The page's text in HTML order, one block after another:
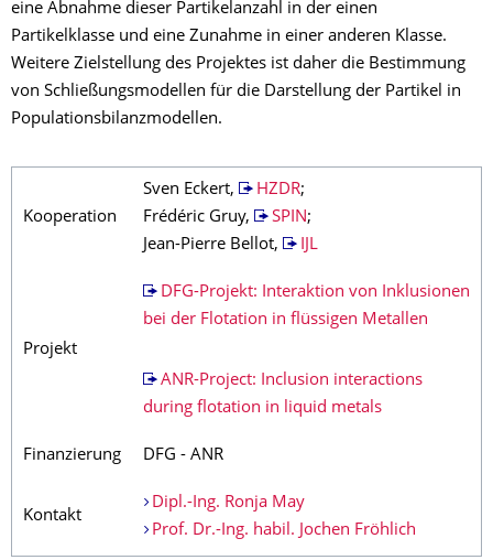
eine Abnahme dieser Partikelanzahl in der einen
Partikelklasse und eine Zunahme in einer anderen Klasse.
Weitere Zielstellung des Projektes ist daher die Bestimmung
von Schließungsmodellen für die Darstellung der Partikel in
Populationsbilanzmodellen.
Kooperation
Sven Eckert, HZDR;
Frédéric Gruy,
SPIN;
Jean-Pierre Bellot,
IJL
Projekt
DFG-Projekt: Interaktion von Inklusionen
bei der Flotation in flüssigen Metallen
ANR-Project: Inclusion interactions
during flotation in liquid metals
Finanzierung DFG - ANR
Kontakt
Dipl.-Ing. Ronja May
Prof. Dr.-Ing. habil. Jochen Fröhlich